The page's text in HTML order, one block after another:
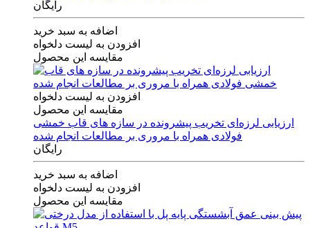
رایگان
اضافه به سبد خرید
افزودن به لیست دلخواه
مقایسه این محصول
افزودن به لیست دلخواه
مقایسه این محصول
ارزیابی لرزه‌ای تخریب پیشرونده در سازه های قاب خمشی
فولادی همراه با مروری بر مطالعات انجام شده
رایگان
اضافه به سبد خرید
افزودن به لیست دلخواه
مقایسه این محصول